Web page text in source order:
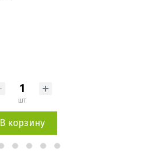
шт
В корзину